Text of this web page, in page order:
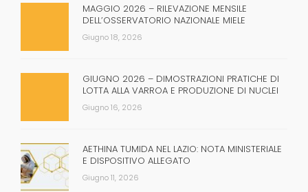
MAGGIO 2026 – RILEVAZIONE MENSILE
DELL’OSSERVATORIO NAZIONALE MIELE
Giugno 18, 2026
GIUGNO 2026 – DIMOSTRAZIONI PRATICHE DI
LOTTA ALLA VARROA E PRODUZIONE DI NUCLEI
Giugno 16, 2026
AETHINA TUMIDA NEL LAZIO: NOTA MINISTERIALE
E DISPOSITIVO ALLEGATO
Giugno 11, 2026